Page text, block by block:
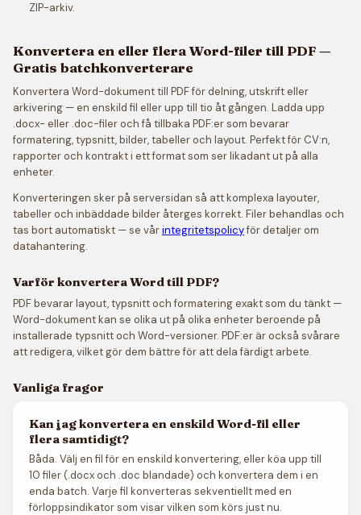
ZIP-arkiv.
Konvertera en eller flera Word-filer till PDF —
Gratis batchkonverterare
Konvertera Word-dokument till PDF för delning, utskrift eller
arkivering — en enskild fil eller upp till tio åt gången. Ladda upp
.docx- eller .doc-filer och få tillbaka PDF:er som bevarar
formatering, typsnitt, bilder, tabeller och layout. Perfekt för CV:n,
rapporter och kontrakt i ett format som ser likadant ut på alla
enheter.
Konverteringen sker på serversidan så att komplexa layouter,
tabeller och inbäddade bilder återges korrekt. Filer behandlas och
tas bort automatiskt — se vårintegritetspolicyför detaljer om
datahantering.
Varför konvertera Word till PDF?
PDF bevarar layout, typsnitt och formatering exakt som du tänkt —
Word-dokument kan se olika ut på olika enheter beroende på
installerade typsnitt och Word-versioner. PDF:er är också svårare
att redigera, vilket gör dem bättre för att dela färdigt arbete.
Vanliga fragor
Kan jag konvertera en enskild Word-fil eller
flera samtidigt?
Båda. Välj en fil för en enskild konvertering, eller köa upp till
10 filer (.docx och .doc blandade) och konvertera dem i en
enda batch. Varje fil konverteras sekventiellt med en
förloppsindikator som visar vilken som körs just nu.